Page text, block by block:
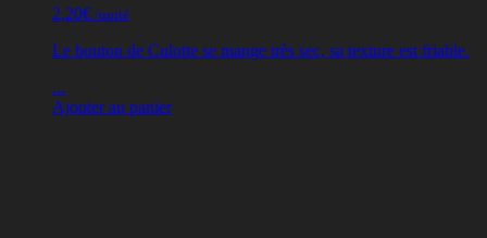
2,20€ /unité
Le bouton de Culotte se mange très sec, sa texture est friable.
...
Ajouter au panier